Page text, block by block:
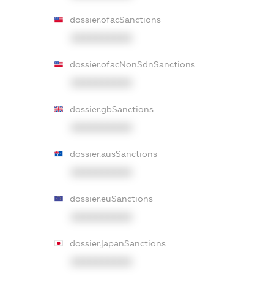
dossier.ofacSanctions
dossier.ofacNonSdnSanctions
dossier.gbSanctions
dossier.ausSanctions
dossier.euSanctions
dossier.japanSanctions